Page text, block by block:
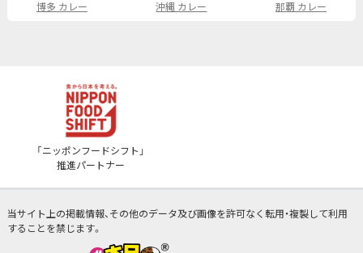
博多 カレー
沖縄 カレー 那覇 カレー
「ニッポンフードシフト」
推進パートナー
当サイト上の掲載情報、その他のデータ及び画像を許可なく転用・複製して利用
することを禁じます。